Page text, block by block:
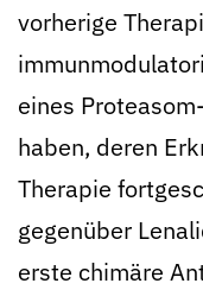
vorherige
eines
haben, deren
Therapie
gegenüber
erste chimäre